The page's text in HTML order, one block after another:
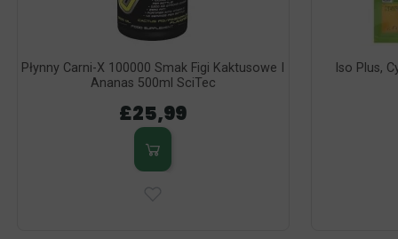
Płynny Carni-X 100000 Smak Figi Kaktusowe I
Ananas 500ml SciTec
£25,99
Iso Plus,